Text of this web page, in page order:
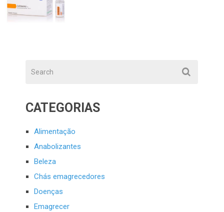
CATEGORIAS
Alimentação
Anabolizantes
Beleza
Chás emagrecedores
Doenças
Emagrecer